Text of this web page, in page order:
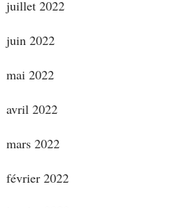
juillet 2022
juin 2022
mai 2022
avril 2022
mars 2022
février 2022